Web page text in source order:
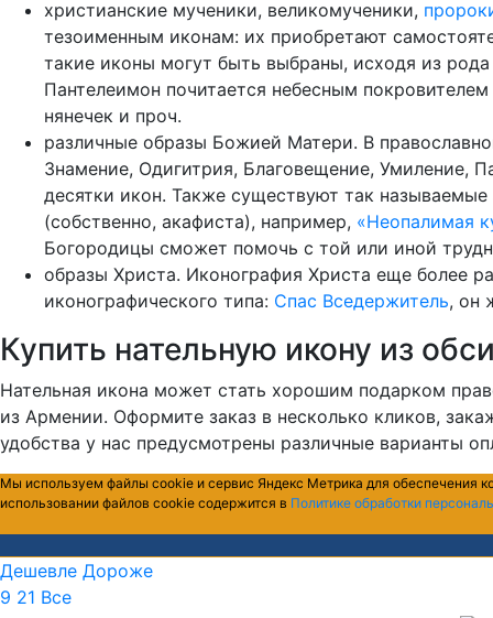
христианские мученики, великомученики,
тезоименным иконам: их приобретают
такие иконы могут быть выбраны, исходя из
Пантелеимон почитается небесным
нянечек и проч.
различные образы Божией Матери. В
Знамение, Одигитрия, Благовещение, Умиление,
десятки икон. Также существуют так
(собственно, акафиста), например, «Неопалимая
Богородицы сможет помочь с той или иной
образы Христа. Иконография Христа еще более
иконографического типа: Спас Вседержитель, он
Купить нательную икону из
Нательная икона может стать хорошим подарком
из Армении. Оформите заказ в несколько кликов,
удобства у нас предусмотрены различные варианты
Мы используем файлы cookie и сервис Яндекс Метрика для обеспечения
использовании файлов cookie содержится в Политике обработки
Дешевле Дороже
9 21 Все